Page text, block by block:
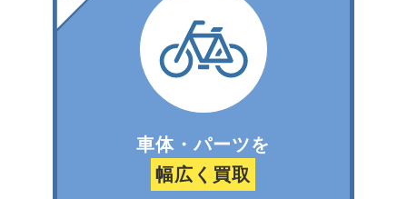
車体・パーツを
幅広く買取